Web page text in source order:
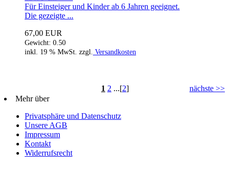
Für Einsteiger und Kinder ab 6 Jahren geeignet.
Die gezeigte ...
67,00 EUR
Gewicht: 0.50
inkl. 19 % MwSt. zzgl. Versandkosten
1 2 ...[2]
nächste >>
Mehr über
Privatsphäre und Datenschutz
Unsere AGB
Impressum
Kontakt
Widerrufsrecht